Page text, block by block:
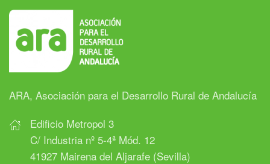
ARA, Asociación para el Desarrollo Rural de Andalucía
Edificio Metropol 3
C/ Industria nº 5-4ª Mód. 12
41927 Mairena del Aljarafe (Sevilla)